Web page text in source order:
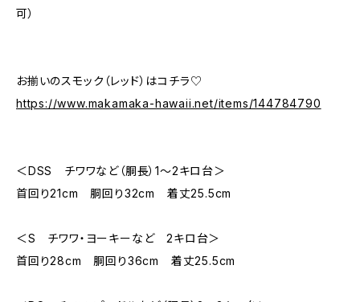
可）
お揃いのスモック（レッド）はコチラ♡
https://www.makamaka-hawaii.net/items/144784790
＜DSS チワワなど（胴長）1～2キロ台＞
首回り21cm 胴回り32cm 着丈25.5cm
＜S チワワ・ヨーキーなど 2キロ台＞
首回り28cm 胴回り36cm 着丈25.5cm